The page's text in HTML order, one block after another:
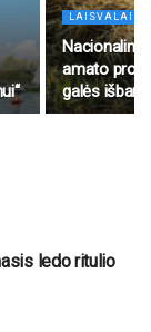
amato
galės
ledo ritulio